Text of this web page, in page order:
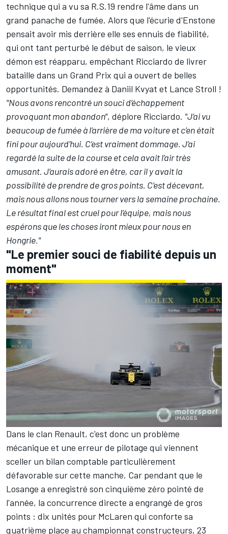
technique qui a vu sa R.S.19 rendre l'âme dans un
grand panache de fumée. Alors que l'écurie d'Enstone
pensait avoir mis derrière elle ses ennuis de fiabilité,
qui ont tant perturbé le début de saison, le vieux
démon est réapparu, empêchant Ricciardo de livrer
bataille dans un Grand Prix qui a ouvert de belles
opportunités. Demandez à Daniil Kvyat et Lance Stroll !
"Nous avons rencontré un souci d’échappement
provoquant mon abandon", déplore Ricciardo. "J’ai vu
beaucoup de fumée à l’arrière de ma voiture et c’en était
fini pour aujourd’hui. C’est vraiment dommage. J’ai
regardé la suite de la course et cela avait l’air très
amusant. J’aurais adoré en être, car il y avait la
possibilité de prendre de gros points. C’est décevant,
mais nous allons nous tourner vers la semaine prochaine.
Le résultat final est cruel pour l’équipe, mais nous
espérons que les choses iront mieux pour nous en
Hongrie."
"Le premier souci de fiabilité depuis un
moment"
Dans le clan Renault, c'est donc un problème
mécanique et une erreur de pilotage qui viennent
sceller un bilan comptable particulièrement
défavorable sur cette manche. Car pendant que le
Losange a enregistré son cinquième zéro pointé de
l'année, la concurrence directe a engrangé de gros
points : dix unités pour McLaren qui conforte sa
quatrième place au championnat constructeurs, 23